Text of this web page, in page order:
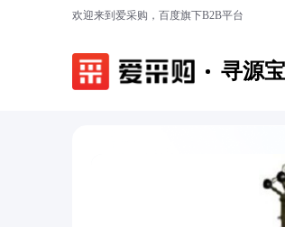
欢迎来到爱采购，百度旗下B2B平台
寻源